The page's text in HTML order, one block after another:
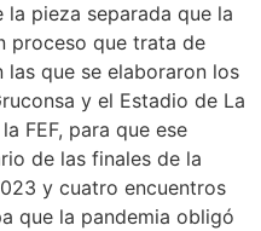
pieza separada que la
proceso que trata de
las que se elaboraron los
y el Estadio de La
FEF, para que ese
de las finales de la
y cuatro encuentros
que la pandemia obligó